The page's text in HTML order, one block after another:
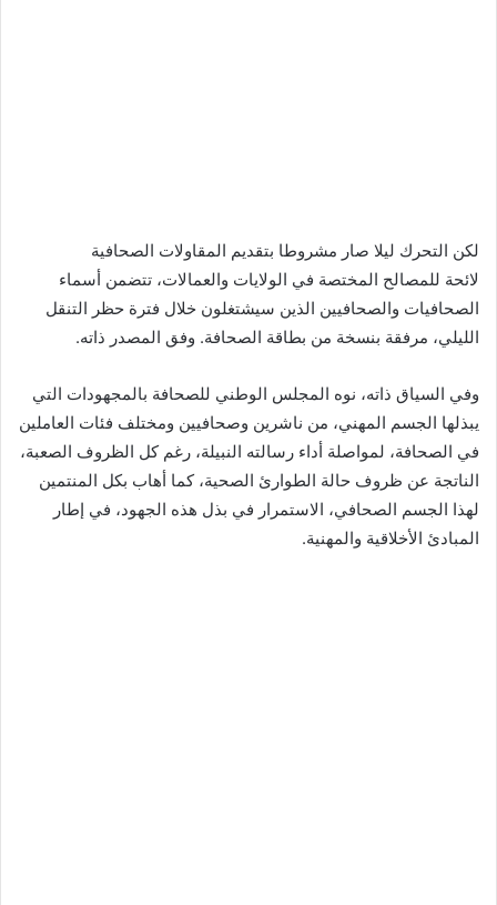
لكن التحرك ليلا صار مشروطا بتقديم المقاولات الصحافية
لائحة للمصالح المختصة في الولايات والعمالات، تتضمن أسماء
الصحافيات والصحافيين الذين سيشتغلون خلال فترة حظر التنقل
الليلي، مرفقة بنسخة من بطاقة الصحافة. وفق المصدر ذاته.
وفي السياق ذاته، نوه المجلس الوطني للصحافة بالمجهودات التي
يبذلها الجسم المهني، من ناشرين وصحافيين ومختلف فئات العاملين
في الصحافة، لمواصلة أداء رسالته النبيلة، رغم كل الظروف الصعبة،
الناتجة عن ظروف حالة الطوارئ الصحية، كما أهاب بكل المنتمين
لهذا الجسم الصحافي، الاستمرار في بذل هذه الجهود، في إطار
المبادئ الأخلاقية والمهنية.